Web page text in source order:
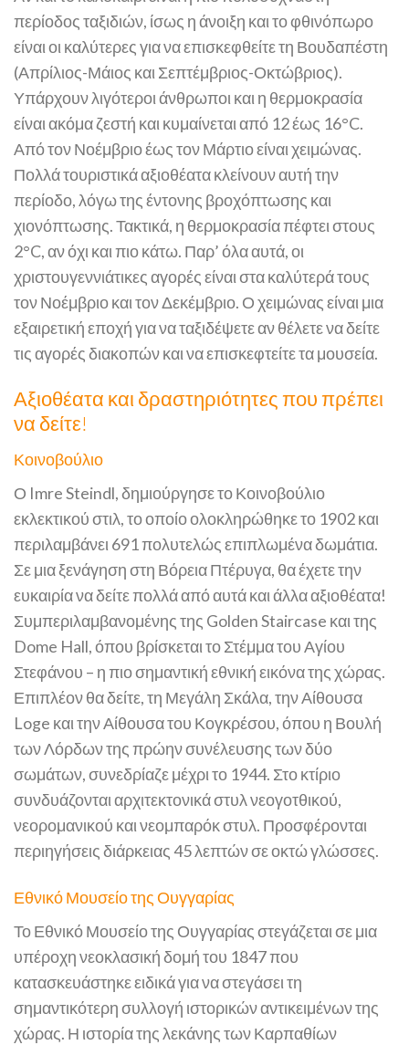
περίοδος ταξιδιών, ίσως η άνοιξη και το φθινόπωρο
είναι οι καλύτερες για να επισκεφθείτε τη Βουδαπέστη
(Απρίλιος-Μάιος και Σεπτέμβριος-Οκτώβριος).
Υπάρχουν λιγότεροι άνθρωποι και η θερμοκρασία
είναι ακόμα ζεστή και κυμαίνεται από 12 έως 16°C.
Από τον Νοέμβριο έως τον Μάρτιο είναι χειμώνας.
Πολλά τουριστικά αξιοθέατα κλείνουν αυτή την
περίοδο, λόγω της έντονης βροχόπτωσης και
χιονόπτωσης. Τακτικά, η θερμοκρασία πέφτει στους
2°C, αν όχι και πιο κάτω. Παρ’ όλα αυτά, οι
χριστουγεννιάτικες αγορές είναι στα καλύτερά τους
τον Νοέμβριο και τον Δεκέμβριο. Ο χειμώνας είναι μια
εξαιρετική εποχή για να ταξιδέψετε αν θέλετε να δείτε
τις αγορές διακοπών και να επισκεφτείτε τα μουσεία.
Αξιοθέατα και δραστηριότητες που πρέπει
να δείτε!
Κοινοβούλιο
Ο Imre Steindl, δημιούργησε το Κοινοβούλιο
εκλεκτικού στιλ, το οποίο ολοκληρώθηκε το 1902 και
περιλαμβάνει 691 πολυτελώς επιπλωμένα δωμάτια.
Σε μια ξενάγηση στη Βόρεια Πτέρυγα, θα έχετε την
ευκαιρία να δείτε πολλά από αυτά και άλλα αξιοθέατα!
Συμπεριλαμβανομένης της Golden Staircase και της
Dome Hall, όπου βρίσκεται το Στέμμα του Αγίου
Στεφάνου – η πιο σημαντική εθνική εικόνα της χώρας.
Επιπλέον θα δείτε, τη Μεγάλη Σκάλα, την Αίθουσα
Loge και την Αίθουσα του Κογκρέσου, όπου η Βουλή
των Λόρδων της πρώην συνέλευσης των δύο
σωμάτων, συνεδρίαζε μέχρι το 1944. Στο κτίριο
συνδυάζονται αρχιτεκτονικά στυλ νεογοτθικού,
νεορομανικού και νεομπαρόκ στυλ. Προσφέρονται
περιηγήσεις διάρκειας 45 λεπτών σε οκτώ γλώσσες.
Εθνικό Μουσείο της Ουγγαρίας
Το Εθνικό Μουσείο της Ουγγαρίας στεγάζεται σε μια
υπέροχη νεοκλασική δομή του 1847 που
κατασκευάστηκε ειδικά για να στεγάσει τη
σημαντικότερη συλλογή ιστορικών αντικειμένων της
χώρας. Η ιστορία της λεκάνης των Καρπαθίων